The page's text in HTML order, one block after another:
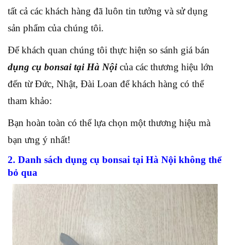
tất cả các khách hàng đã luôn tin tưởng và sử dụng
sản phẩm của chúng tôi.
Để khách quan chúng tôi thực hiện so sánh giá bán
dụng cụ bonsai tại Hà Nộicủa các thương hiệu lớn
đến từ Đức, Nhật, Đài Loan để khách hàng có thể
tham khảo:
Bạn hoàn toàn có thể lựa chọn một thương hiệu mà
bạn ưng ý nhất!
2. Danh sách dụng cụ bonsai tại Hà Nội không thể
bỏ qua